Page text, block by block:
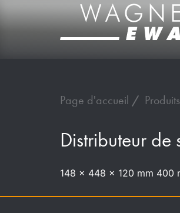
Page d'accueil Produits
Distributeur
148 x 448 x 120 mm 400